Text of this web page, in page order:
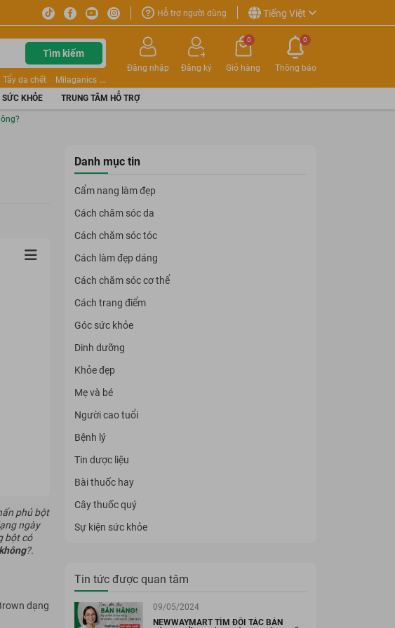
Hỗ trợ người dùng Tiếng Việt
Tìm kiếm
Tẩy da chết
Milaganics
Mặt nạ
Tinh chất
Đăng nhập Đăng ký
0
Giỏ hàng Thông báo
0
SỨC KHỎE TRUNG TÂM HỖ TRỢ
phủ bột
ngày
bột có
?.
dạng
Danh mục tin
Cẩm nang làm đẹp
Cách chăm sóc da
Cách chăm sóc tóc
Cách làm đẹp dáng
Cách chăm sóc cơ thể
Cách trang điểm
Góc sức khỏe
Dinh dưỡng
Khỏe đẹp
Mẹ và bé
Người cao tuổi
Bệnh lý
Tin dược liệu
Bài thuốc hay
Cây thuốc quý
Sự kiện sức khỏe
Tin tức được quan tâm
09/05/2024
NEWWAYMART TÌM ĐỐI TÁC BÁN